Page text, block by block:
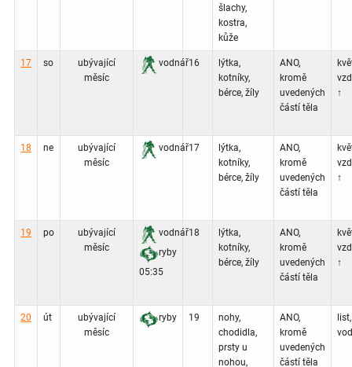
šlachy,
kostra,
kůže
17 so
ubývající
měsíc
vodnář16
lýtka,
kotníky,
bérce, žíly
ANO,
kromě
uvedených
částí těla
↑
18 ne
ubývající
měsíc
vodnář17
lýtka,
kotníky,
bérce, žíly
ANO,
kromě
uvedených
částí těla
↑
19 po
ubývající
měsíc
vodnář
ryby
05:35
18
lýtka,
kotníky,
bérce, žíly
ANO,
kromě
uvedených
částí těla
↑
20 út
ubývající
měsíc
ryby 19
nohy,
chodidla,
prsty u
nohou,
ANO,
kromě
uvedených
částí těla
list,